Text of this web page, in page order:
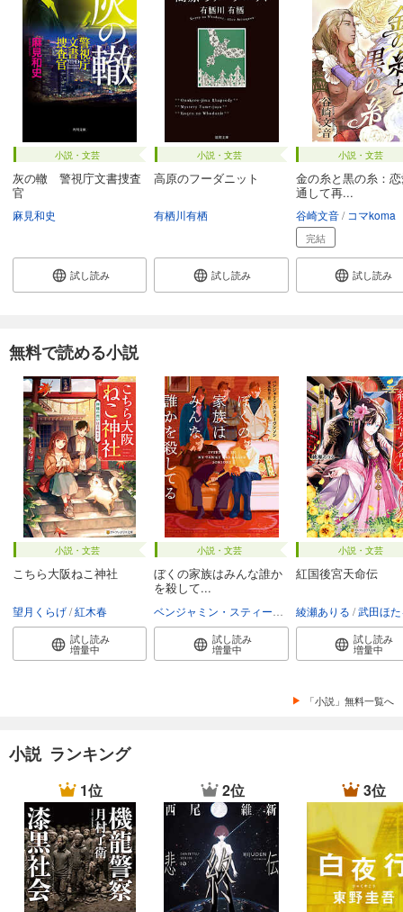
小説・文芸
灰の轍 警視庁文書捜査
官
麻見和史
試し読み
小説・文芸
高原のフーダニット
有栖川有栖
試し読み
小説・文芸
金の糸と黒の糸：
通して再...
谷崎文音 コマkoma
完結
試し読み
無料で読める小説
小説・文芸
こちら大阪ねこ神社
望月くらげ 紅木春
試し読み
増量中
小説・文芸
ぼくの家族はみんな誰か
を殺して...
富永和子
試し読み
増量中
小説・文芸
紅国後宮天命伝
綾瀬ありる 武田ほ
試し読み
増量中
「小説」無料一覧へ
小説 ランキング
1位 2位 3位